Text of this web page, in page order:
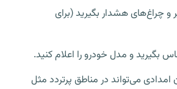
چراغ‌های هشدار بگیرید (برای
بگیرید و مدل خودرو را اعلام کنید.
امدادی می‌تواند در مناطق پرتردد مثل